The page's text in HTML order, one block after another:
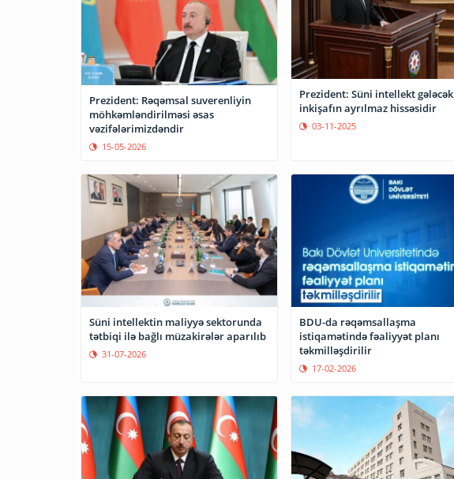
Prezident: Rəqəmsal suverenliyin
möhkəmləndirilməsi əsas
vəzifələrimizdəndir
15-05-2026
Prezident: Süni intellekt gələcək
inkişafın ayrılmaz hissəsidir
03-11-2025
Süni intellektin maliyyə sektorunda
tətbiqi ilə bağlı müzakirələr aparılıb
31-07-2026
BDU-da rəqəmsallaşma
istiqamətində fəaliyyət planı
təkmilləşdirilir
17-02-2026